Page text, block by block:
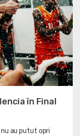
în Final
au putut opri